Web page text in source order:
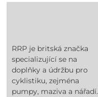
RRP je britská značka
specializující se na
doplňky a údržbu pro
cyklistiku, zejména
pumpy, maziva a nářadí.